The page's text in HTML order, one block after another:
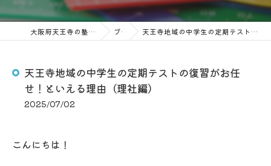
大阪府天王寺の塾なら学習塾ルート天王寺 ブログ 天王寺地域の中学生の定期テストの復習がお任せ！といえる理由（理社編）
天王寺地域の中学生の定期テストの復習がお任
せ！といえる理由（理社編）
2025/07/02
こんにちは！